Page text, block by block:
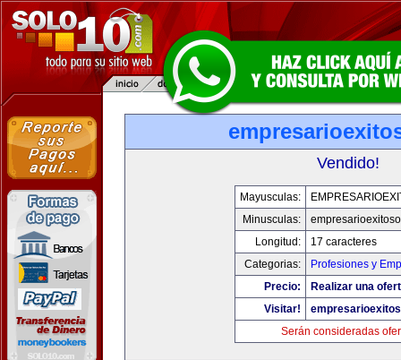
Vendido!
Mayusculas:
Minusculas:
Longitud:
17 caracteres
Categorias:
Profesiones y
Precio:
Realizar una
Visitar!
Serán consideradas